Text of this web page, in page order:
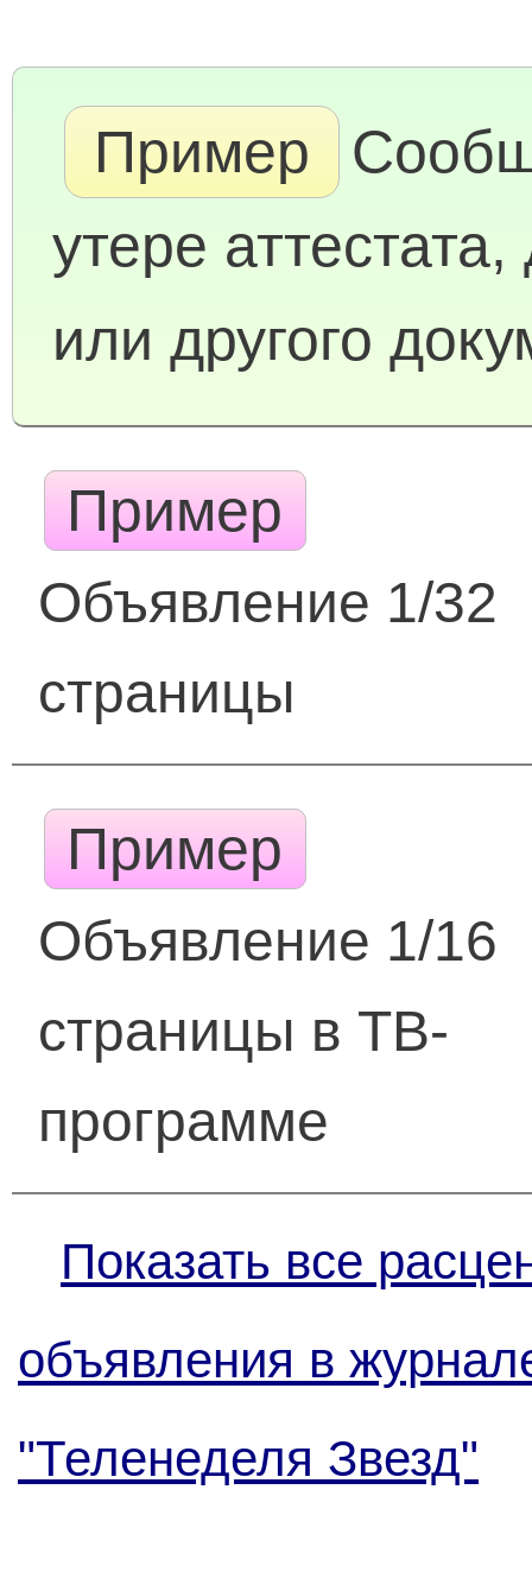
Пример
утере
или другого
Пример
Объявление 1/32
страницы
Пример
Объявление 1/16
страницы в ТВ-
программе
Показать все
объявления в
"Теленеделя Звезд"